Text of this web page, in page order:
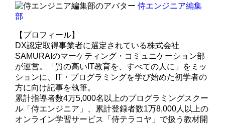
侍エンジニア編集
部
【プロフィール】
DX認定取得事業者に選定されている株式会社
SAMURAIのマーケティング・コミュニケーション部
が運営。「質の高いIT教育を、すべての人に」をミッ
ションに、IT・プログラミングを学び始めた初学者の
方に向け記事を執筆。
累計指導者数4万5,000名以上のプログラミングスクー
ル「侍エンジニア」、累計登録者数1万8,000人以上の
オンライン学習サービス「侍テラコヤ」で扱う教材開